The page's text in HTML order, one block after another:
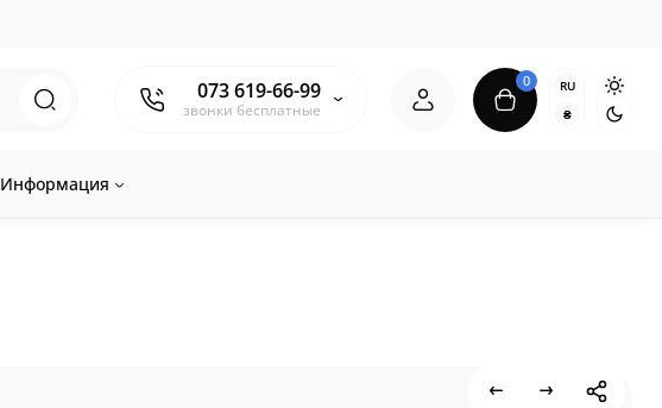
073 619-66-99
звонки бесплатные
0
RU
₴
Информация